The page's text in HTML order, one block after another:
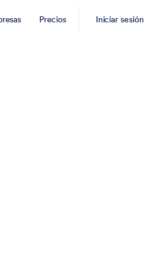
Precios Iniciar sesión